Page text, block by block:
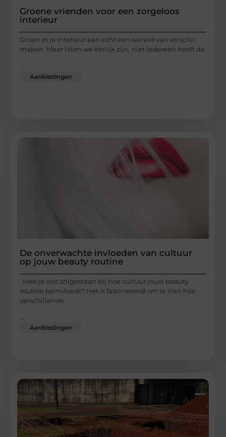
Groene vrienden voor een zorgeloos
interieur
Groen in je interieur kan echt een wereld van verschil
maken. Maar laten we eerlijk zijn, niet iedereen heeft de
Aanbiedingen
De onverwachte invloeden van cultuur
op jouw beauty routine
Heb je ooit stilgestaan bij hoe cultuur jouw beauty
routine beïnvloedt? Het is fascinerend om te zien hoe
verschillende
Aanbiedingen